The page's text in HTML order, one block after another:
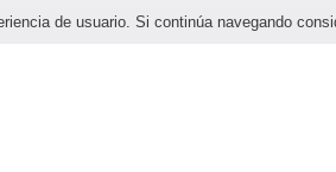
de usuario. Si continúa navegando